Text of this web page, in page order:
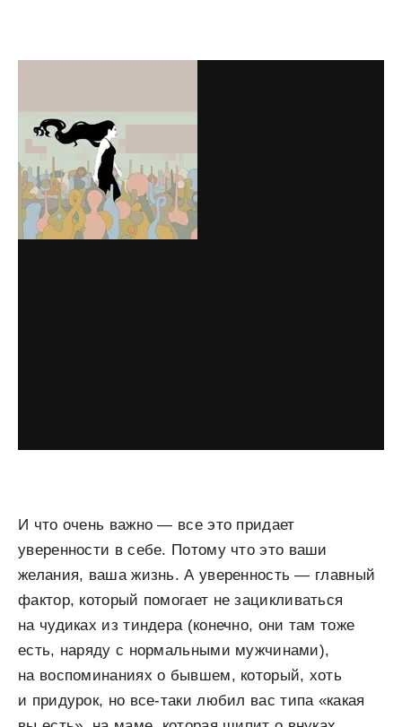
И что очень важно — все это придает
уверенности в себе. Потому что это ваши
желания, ваша жизнь. А уверенность — главный
фактор, который помогает не зацикливаться
на чудиках из тиндера (конечно, они там тоже
есть, наряду с нормальными мужчинами),
на воспоминаниях о бывшем, который, хоть
и придурок, но все-таки любил вас типа «какая